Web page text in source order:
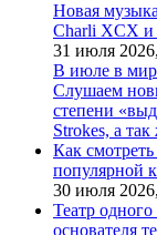
Новая
Charli XCX и
31 июля 2026,
В июле в мир
Слушаем
степени
Strokes, а
Как
популярной
30 июля 2026,
Театр
основателя